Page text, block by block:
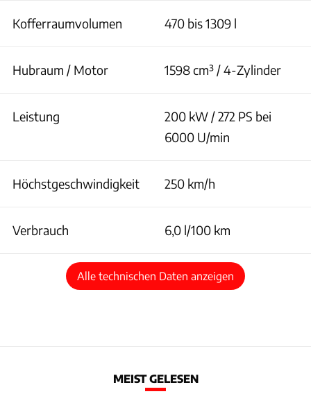
Kofferraumvolumen 470 bis 1309 l
Hubraum / Motor 1598 cm³ / 4-Zylinder
Leistung
200 kW / 272 PS bei
6000 U/min
Höchstgeschwindigkeit 250 km/h
Verbrauch 6,0 l/100 km
Alle technischen Daten anzeigen
MEIST GELESEN